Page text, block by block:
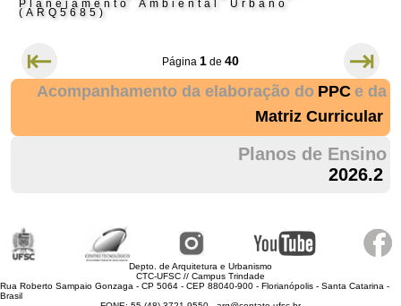
Planejamento Ambiental Urbano
(ARQ5685)
⇤ Página 1 de 40 ⇥
Acompanhamento da elaboração do PPC e da
Matriz Curricular
Planos de Ensino
2026.2
Depto. de Arquitetura e Urbanismo
CTC-UFSC // Campus Trindade
Rua Roberto Sampaio Gonzaga - CP 5064 - CEP 88040-900 - Florianópolis - Santa Catarina -
Brasil